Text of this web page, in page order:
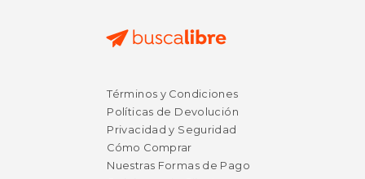
Términos y Condiciones
Políticas de Devolución
Privacidad y Seguridad
Cómo Comprar
Nuestras Formas de Pago